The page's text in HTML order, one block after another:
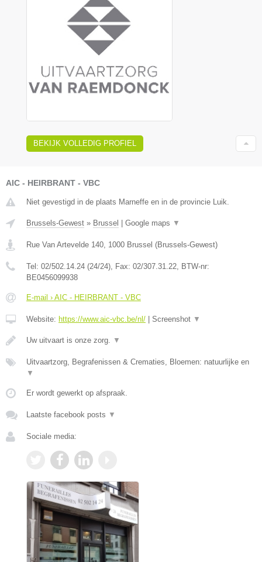
BEKIJK VOLLEDIG PROFIEL
AIC - HEIRBRANT - VBC
Niet gevestigd in de plaats Marneffe en in de provincie Luik.
Brussels-Gewest » Brussel | Google maps ▼
Rue Van Artevelde 140 1000 Brussel (Brussels-Gewest)
Tel: 02/502.14.24 (24/24) , Fax: 02/307.31.22 , BTW-nr:
BE0456099938
E-mail › AIC - HEIRBRANT - VBC
Website: https://www.aic-vbc.be/nl/ | Screenshot ▼
Uw uitvaart is onze zorg. ▼
Uitvaartzorg, Begrafenissen & Crematies, Bloemen: natuurlijke en
▼
Er wordt gewerkt op afspraak.
Laatste facebook posts ▼
Sociale media: